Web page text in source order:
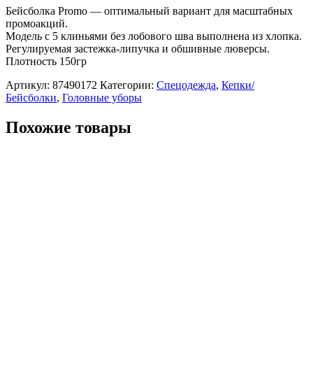
Бейсболка Promo — оптимальный вариант для масштабных
промоакций.
Модель с 5 клиньями без лобового шва выполнена из хлопка.
Регулируемая застежка-липучка и обшивные люверсы.
Плотность 150гр
Артикул: 87490172 Категории: Спецодежда, Кепки/
Бейсболки, Головные уборы
Похожие товары